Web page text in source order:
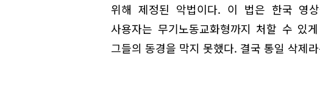
위해 제정된 악법이다. 이 법은 한국 영
사용자는 무기노동교화형까지 처할 수 있
그들의 동경을 막지 못했다. 결국 통일 삭제